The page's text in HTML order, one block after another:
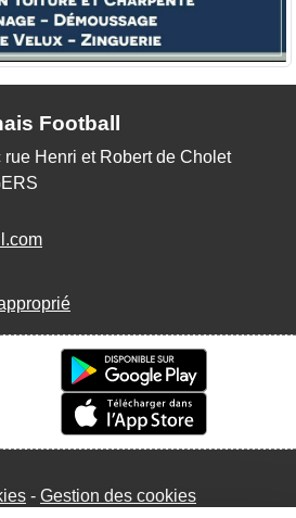
Football
Henri et Robert de Cholet
Gestion des cookies